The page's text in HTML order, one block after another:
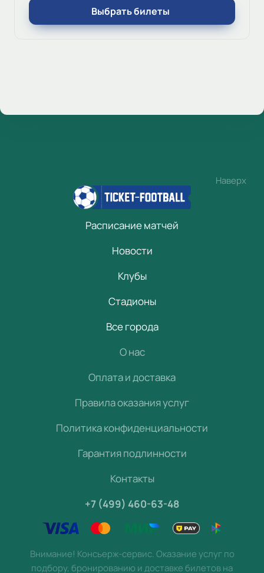
Выбрать билеты
Наверх
Расписание матчей
Новости
Клубы
Стадионы
Все города
О нас
Оплата и доставка
Правила оказания услуг
Политика конфиденциальности
Гарантия подлинности
Контакты
+7 (499) 460-63-48
Внимание! Консьерж-сервис. Оказание услуг по
подбору, бронированию и доставке билетов на